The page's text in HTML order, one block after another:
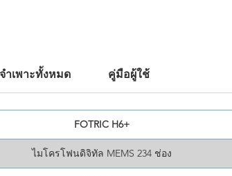
เพาะทั้งหมด คู่มือผู้ใช้
FOTRIC H6+
ไมโครโฟนดิจิทัล MEMS 234 ช่อง